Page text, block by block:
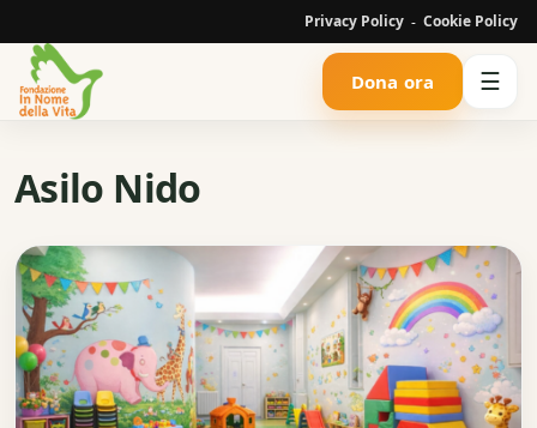
Privacy Policy - Cookie Policy
Dona ora ☰
Asilo Nido